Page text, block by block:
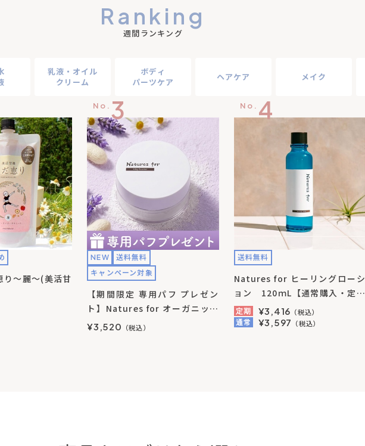
Ranking
週間ランキング
乳液・オイル
クリーム
ボディ
パーツケア
ヘアケア メイク
り～麗～(美活甘
No. 3
NEW
送料無料
キャンペーン対象
【期間限定 専用パフ プレゼン
ト】Natures for オーガニック
シルキーパウダー 4g
¥3,520 （税込）
No. 4
送料無料
Natures for ヒーリングローシ
ョン 120ｍL【通常購入・定期
購入ともに送料無料】
定期 ¥3,416 （税込）
通常 ¥3,597 （税込）